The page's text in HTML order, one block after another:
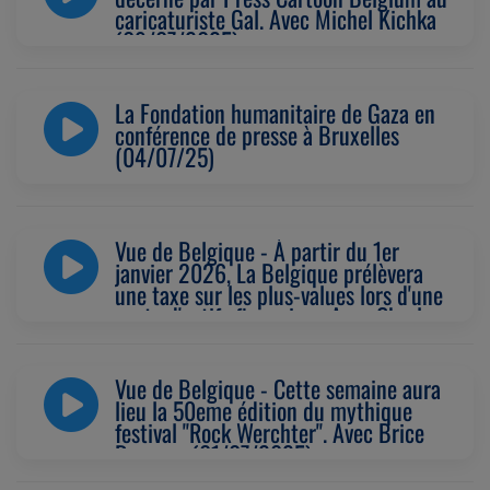
caricaturiste Gal. Avec Michel Kichka
(09/07/2025)
La Fondation humanitaire de Gaza en
conférence de presse à Bruxelles
(04/07/25)
Vue de Belgique - À partir du 1er
janvier 2026, La Belgique prélèvera
une taxe sur les plus-values lors d'une
vente d'actifs financiers. Avec Charles
Vue de Belgique - Cette semaine aura
lieu la 50eme édition du mythique
festival "Rock Werchter". Avec Brice
Depasse (01/07/2025)